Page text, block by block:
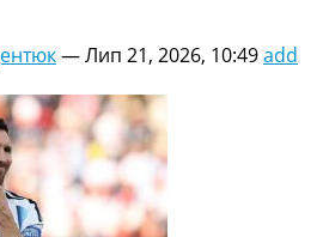
—Лип 21, 2026, 10:49add